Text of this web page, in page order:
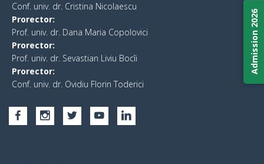
Conf. univ. dr. Cristina Nicolaescu
Prorector:
Prof. univ. dr. Dana Maria Copolovici
Prorector:
Prof. univ. dr. Sevastian Liviu Bocîi
Prorector:
Conf. univ. dr. Ovidiu Florin Toderici
Admission 2026